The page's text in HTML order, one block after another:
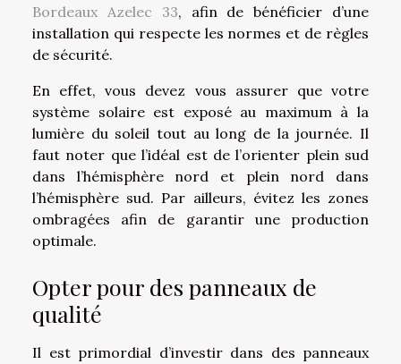
Bordeaux Azelec 33, afin de bénéficier d’une
installation qui respecte les normes et de règles
de sécurité.
En effet, vous devez vous assurer que votre
système solaire est exposé au maximum à la
lumière du soleil tout au long de la journée. Il
faut noter que l’idéal est de l’orienter plein sud
dans l’hémisphère nord et plein nord dans
l’hémisphère sud. Par ailleurs, évitez les zones
ombragées afin de garantir une production
optimale.
Opter pour des panneaux de
qualité
Il est primordial d’investir dans des panneaux